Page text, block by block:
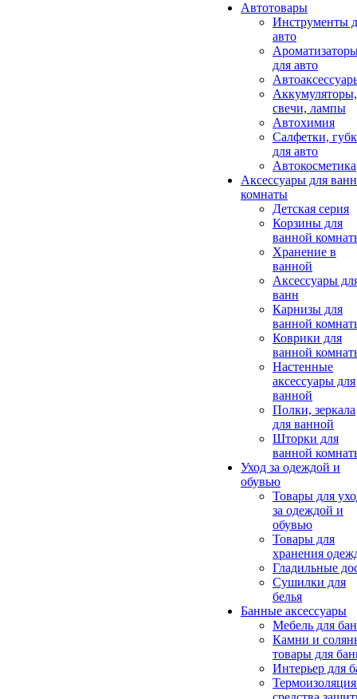
Автотовары
Инструменты
авто
для авто
Аккумуляторы,
свечи, лампы
Автохимия
Салфетки,
для авто
Автокосметика
Аксессуары для
комнаты
Детская серия
Корзины для
ванной
Хранение в
ванной
Аксессуары
ванн
Карнизы для
ванной
Коврики для
ванной
Настенные
аксессуары для
ванной
Полки, зеркала
для ванной
Шторки для
ванной
Уход за одеждой и
обувью
Товары для
за одеждой и
обувью
Товары для
хранения
Гладильные
Сушилки для
белья
Банные аксессуары
Мебель для
Камни и
товары для
Интерьер для